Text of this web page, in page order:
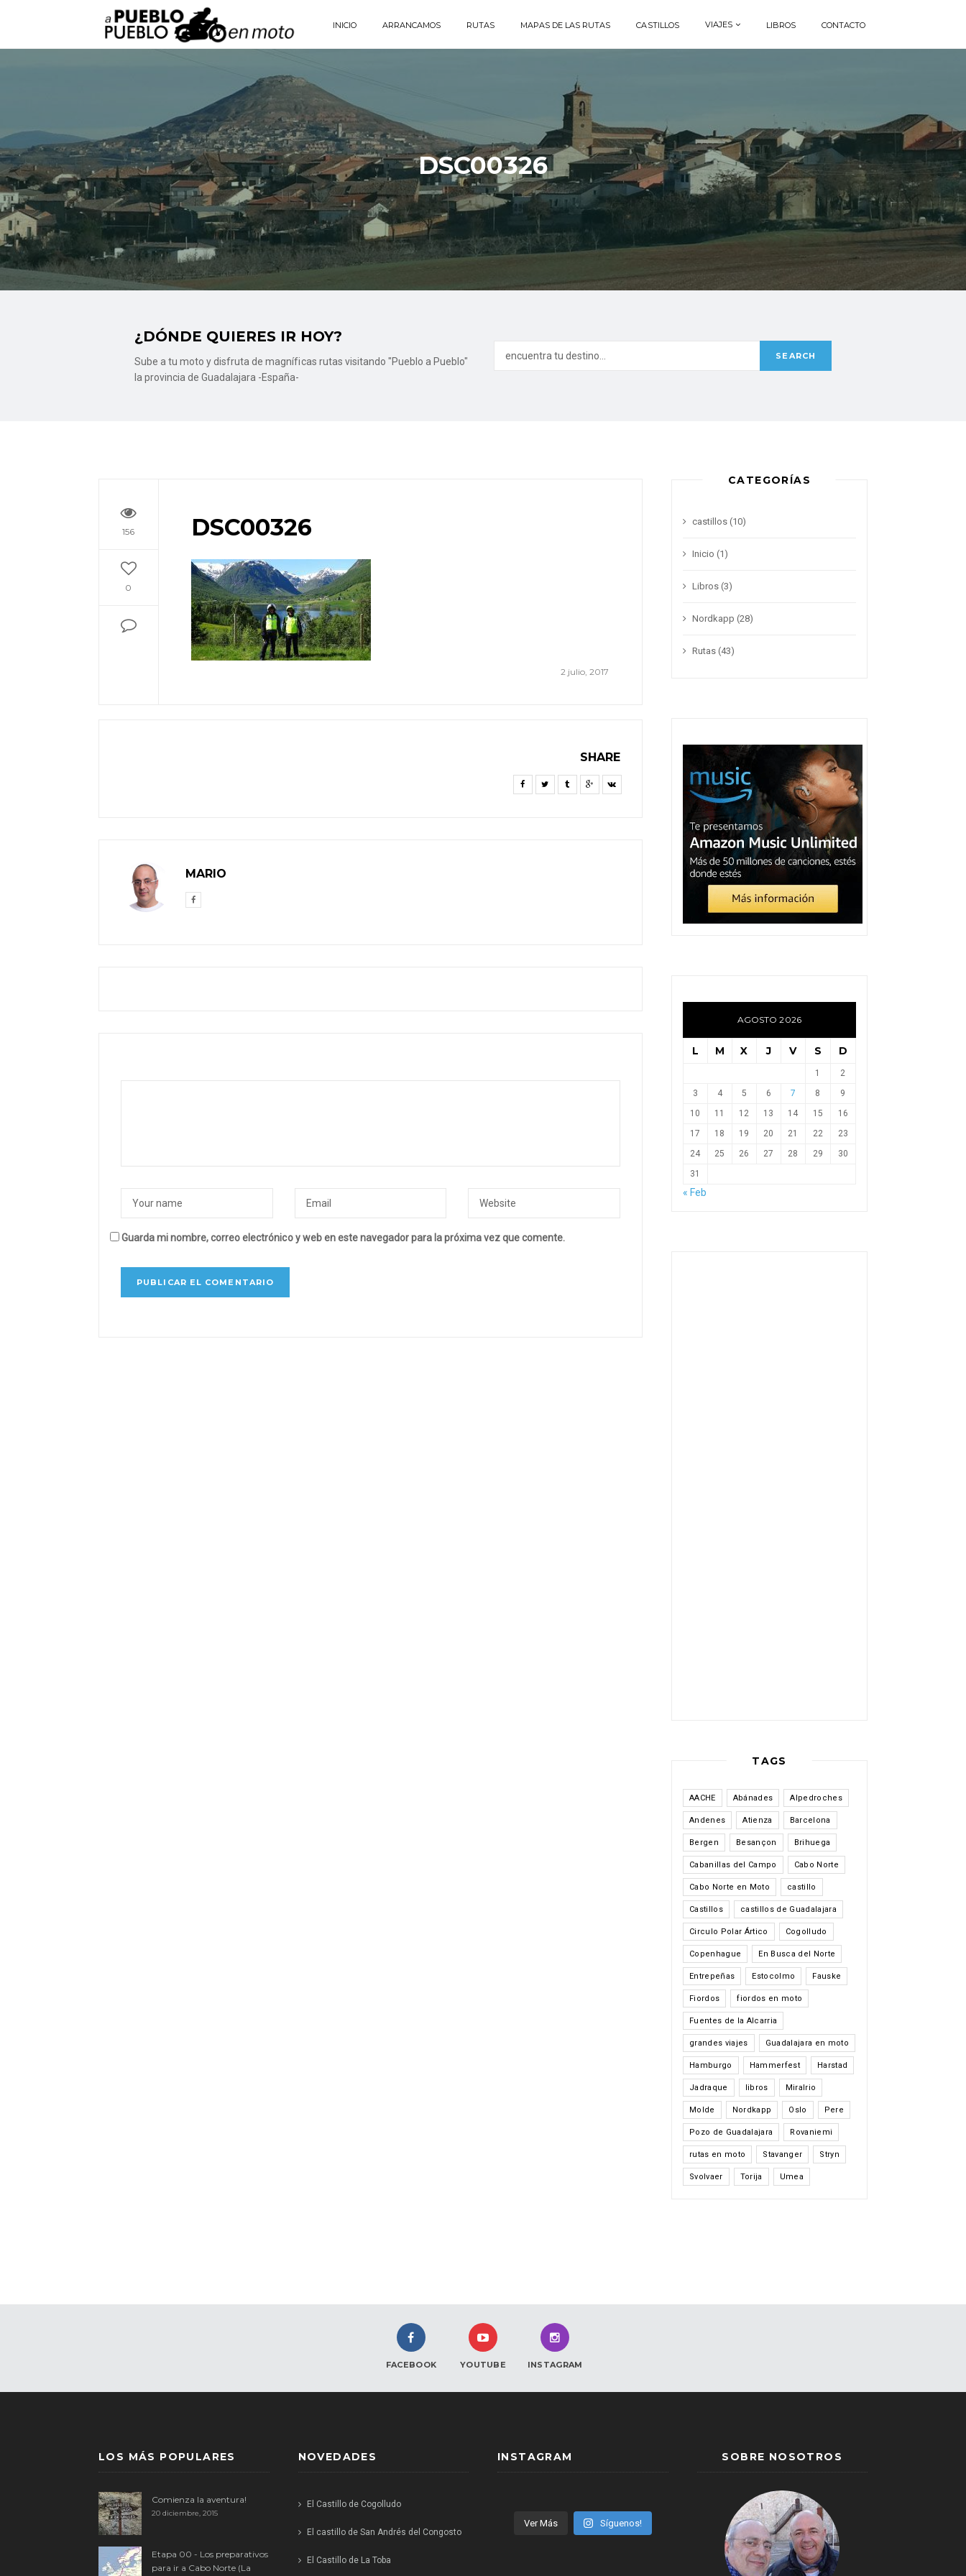
INICIO ARRANCAMOS RUTAS MAPAS DE LAS RUTAS CASTILLOS VIAJES LIBROS CONTACTO
DSC00326
¿DÓNDE QUIERES IR HOY?
Sube a tu moto y disfruta de magníficas rutas visitando "Pueblo a Pueblo"
la provincia de Guadalajara -España-
DSC00326
156
0
2 julio, 2017
SHARE
MARIO
Guarda mi nombre, correo electrónico y web en este navegador para la próxima vez que comente.
CATEGORÍAS
castillos (10)
Inicio (1)
Libros (3)
Nordkapp (28)
Rutas (43)
AGOSTO 2026
L M X J V S D
1
2
3
4 5 6 7 8
9
10
11 12 13 14 15
16
17
18 19 20 21 22
23
24
25 26 27 28 29
30
31
« Feb
TAGS
AACHE Abánades Alpedroches
Andenes Atienza Barcelona
Bergen Besançon Brihuega
Cabanillas del Campo Cabo Norte
Cabo Norte en Moto castillo
Castillos castillos de Guadalajara
Circulo Polar Ártico Cogolludo
Copenhague En Busca del Norte
Entrepeñas Estocolmo Fauske
Fiordos fiordos en moto
Fuentes de la Alcarria
grandes viajes Guadalajara en moto
Hamburgo Hammerfest Harstad
Jadraque libros Miralrio
Molde Nordkapp Oslo Pere
Pozo de Guadalajara Rovaniemi
rutas en moto Stavanger Stryn
Svolvaer Torija Umea
FACEBOOK YOUTUBE INSTAGRAM
LOS MÁS POPULARES
Comienza la aventura!
20 diciembre, 2015
Etapa 00 - Los preparativos
para ir a Cabo Norte (La
NOVEDADES
El Castillo de Cogolludo
El castillo de San Andrés del Congosto
El Castillo de La Toba
INSTAGRAM
Ver Más Síguenos!
SOBRE NOSOTROS